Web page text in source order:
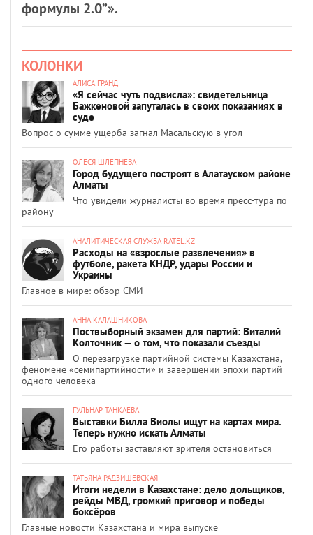
формулы 2.0”».
КОЛОНКИ
АЛИСА ГРАНД
«Я сейчас чуть подвисла»: свидетельница
Бажкеновой запуталась в своих показаниях в
суде
Вопрос о сумме ущерба загнал Масальскую в угол
ОЛЕСЯ ШЛЕПНЕВА
Город будущего построят в Алатауском районе
Алматы
Что увидели журналисты во время пресс-тура по
району
АНАЛИТИЧЕСКАЯ СЛУЖБА RATEL.KZ
Расходы на «взрослые развлечения» в
футболе, ракета КНДР, удары России и
Украины
Главное в мире: обзор СМИ
АННА КАЛАШНИКОВА
Поствыборный экзамен для партий: Виталий
Колточник — о том, что показали съезды
О перезагрузке партийной системы Казахстана,
феномене «семипартийности» и завершении эпохи партий
одного человека
ГУЛЬНАР ТАНКАЕВА
Выставки Билла Виолы ищут на картах мира.
Теперь нужно искать Алматы
Его работы заставляют зрителя остановиться
ТАТЬЯНА РАДЗИШЕВСКАЯ
Итоги недели в Казахстане: дело дольщиков,
рейды МВД, громкий приговор и победы
боксёров
Главные новости Казахстана и мира выпуске